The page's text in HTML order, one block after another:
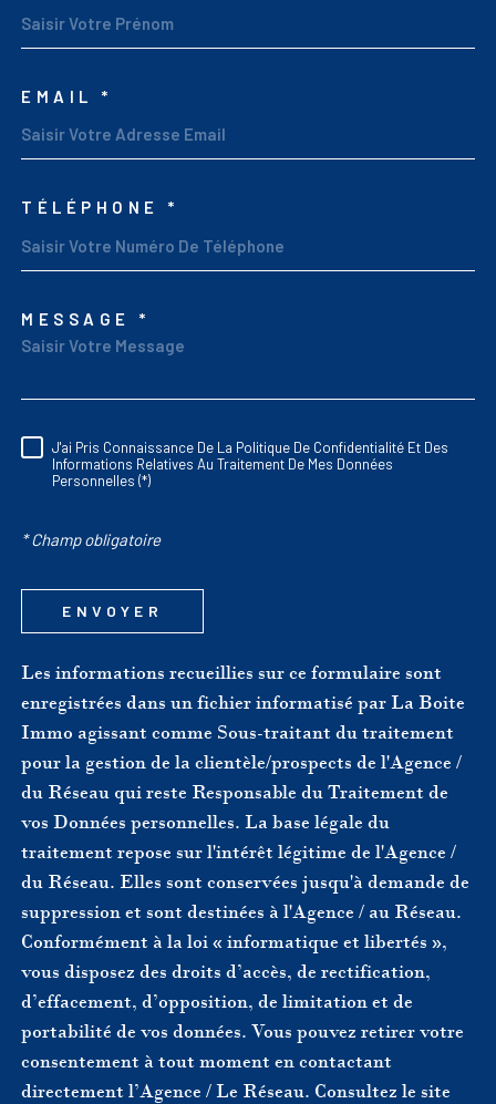
EMAIL *
TÉLÉPHONE *
MESSAGE *
RÈGLEMENTATION
J'ai Pris Connaissance De La Politique De Confidentialité Et Des
Informations Relatives Au Traitement De Mes Données
Personnelles (*)
* Champ obligatoire
ENVOYER
Les informations recueillies sur ce formulaire sont
enregistrées dans un fichier informatisé par La Boite
Immo agissant comme Sous-traitant du traitement
pour la gestion de la clientèle/prospects de l'Agence /
du Réseau qui reste Responsable du Traitement de
vos Données personnelles. La base légale du
traitement repose sur l'intérêt légitime de l'Agence /
du Réseau. Elles sont conservées jusqu'à demande de
suppression et sont destinées à l'Agence / au Réseau.
Conformément à la loi « informatique et libertés »,
vous disposez des droits d’accès, de rectification,
d’effacement, d’opposition, de limitation et de
portabilité de vos données. Vous pouvez retirer votre
consentement à tout moment en contactant
directement l’Agence / Le Réseau. Consultez le site